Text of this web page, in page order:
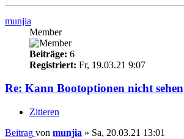
munjia
Member
Beiträge: 6
Registriert: Fr, 19.03.21 9:07
Re: Kann Bootoptionen nicht sehen
Zitieren
Beitrag von munjia » Sa, 20.03.21 13:01